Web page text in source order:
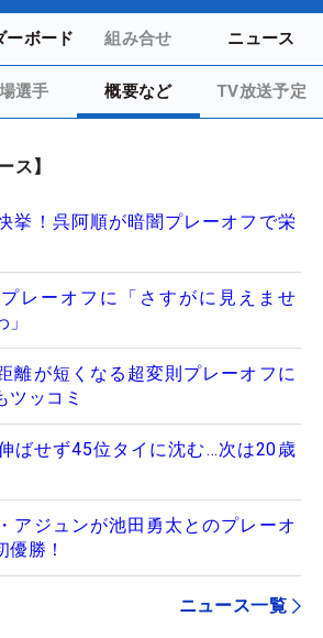
ーボード 組み合せ ニュース
選手 概要など TV放送予定
ス】
挙！呉阿順が暗闇プレーオフで栄
レーオフに「さすがに見えませ
離が短くなる超変則プレーオフに
ツッコミ
ばせず45位タイに沈む…次は20歳
アジュンが池田勇太とのプレーオ
優勝！
ニュース一覧